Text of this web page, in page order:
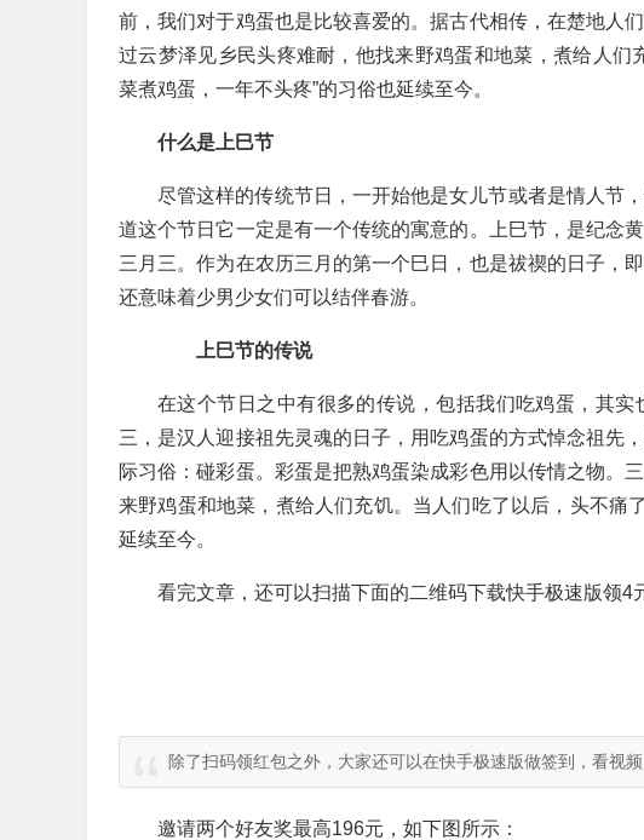
前，我们对于鸡蛋也是比较喜爱的。据古代相传，在楚地人
过云梦泽见乡民头疼难耐，他找来野鸡蛋和地菜，煮给人们
菜煮鸡蛋，一年不头疼”的习俗也延续至今。
什么是上巳节
尽管这样的传统节日，一开始他是女儿节或者是情人节
道这个节日它一定是有一个传统的寓意的。上巳节，是纪念
三月三。作为在农历三月的第一个巳日，也是祓禊的日子，
还意味着少男少女们可以结伴春游。
上巳节的传说
在这个节日之中有很多的传说，包括我们吃鸡蛋，其
三，是汉人迎接祖先灵魂的日子，用吃鸡蛋的方式悼念祖先
际习俗：碰彩蛋。彩蛋是把熟鸡蛋染成彩色用以传情之物。
来野鸡蛋和地菜，煮给人们充饥。当人们吃了以后，头不痛
延续至今。
看完文章，还可以扫描下面的二维码下载快手极速版领4
除了扫码领红包之外，大家还可以在快手极速版做签到，看视
邀请两个好友奖最高196元，如下图所示：